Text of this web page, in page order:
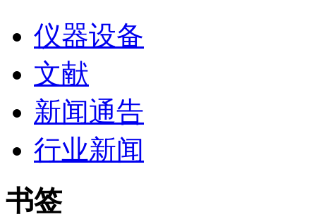
仪器设备
文献
新闻通告
行业新闻
书签